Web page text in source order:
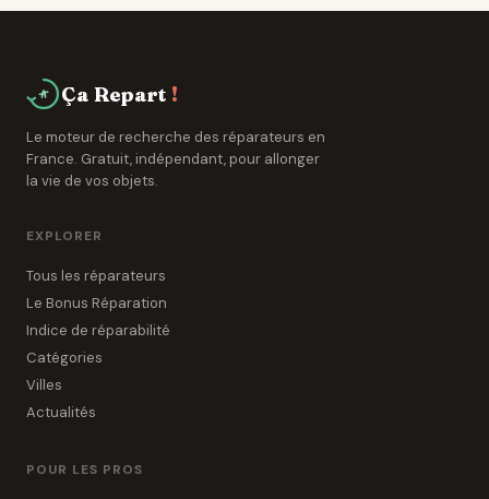
Ça Repart !
Le moteur de recherche des réparateurs en
France. Gratuit, indépendant, pour allonger
la vie de vos objets.
EXPLORER
Tous les réparateurs
Le Bonus Réparation
Indice de réparabilité
Catégories
Villes
Actualités
POUR LES PROS